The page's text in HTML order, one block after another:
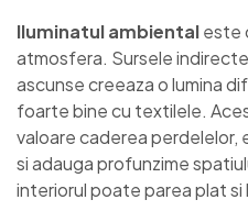
Iluminatul ambientaleste
atmosfera. Sursele
ascunse creeaza o lumina
foarte bine cu textilele.
valoare caderea perdelelor,
si adauga profunzime
interiorul poate parea plat